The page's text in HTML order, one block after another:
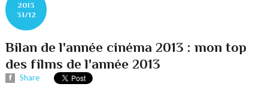
2013
31/12
Bilan de l'année cinéma 2013 : mon top
des films de l'année 2013
Share